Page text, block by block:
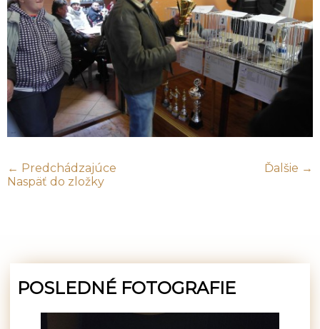
← Predchádzajúce
Ďalšie →
Naspäť do zložky
POSLEDNÉ FOTOGRAFIE